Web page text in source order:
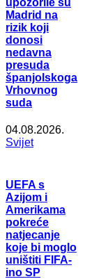
upozorile su
Madrid na
rizik koji
donosi
nedavna
presuda
španjolskoga
Vrhovnog
suda
04.08.2026.
Svijet
UEFA s
Azijom i
Amerikama
pokreće
natjecanje
koje bi moglo
uništiti FIFA-
ino SP